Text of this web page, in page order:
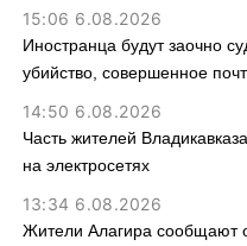
15:06 6.08.2026
Иностранца будут заочно
убийство, совершенное
14:50 6.08.2026
Часть жителей
на электросетях
13:34 6.08.2026
Жители Алагира сообщают